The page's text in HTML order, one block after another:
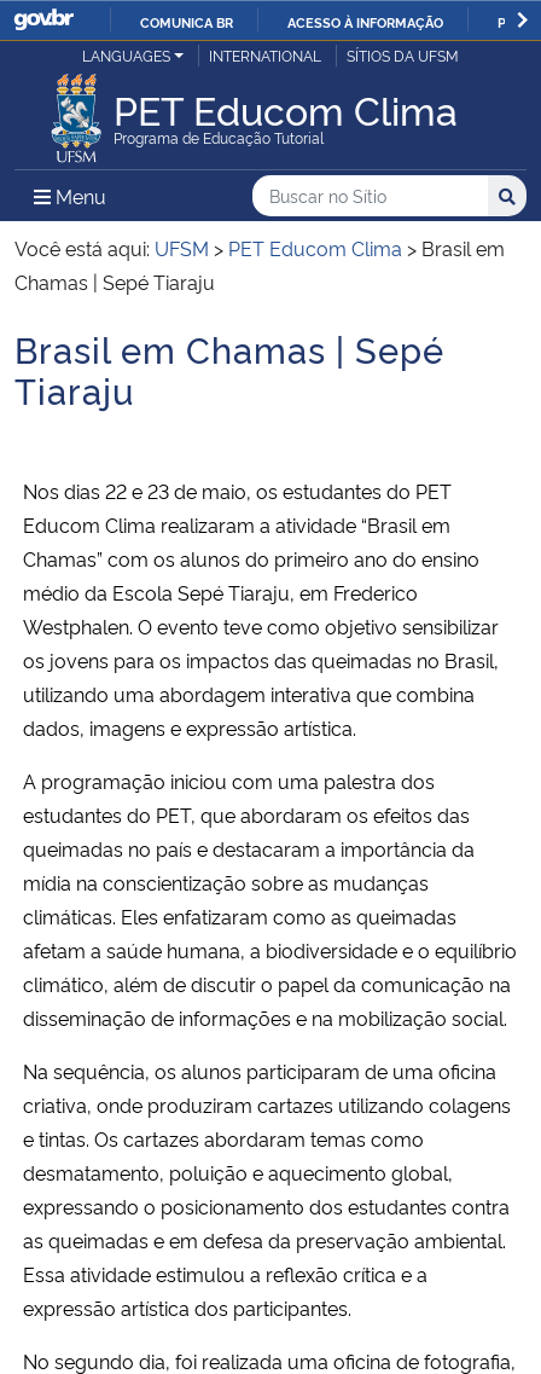
IR
O
COMUNICA BR ACESSO À INFORMAÇÃO
Ministério da Justiça e Segurança Pública
Ministério da Defesa
Ministério das Relações Exteriores
Ministério da Infraestrutura
Ministério da Educação
Ministério da Cidadania
Ministério da Saúde
Ministério de Minas e Energia
Ministério do Meio Ambiente
Ministério do Turismo
Ministério do Desenvolvimento Regional
Controladoria-Geral da União
Ministério da Mulher, da Família e dos Direitos Humanos
Secretaria-Geral
Secretaria de Governo
Gabinete de Segurança Institucional
LANGUAGES INTERNATIONAL SÍTIOS DA UFSM
PET Educom Clima
Programa de Educação Tutorial
Menu Menu Principal do Sítio
Busca
Buscar no no Sítio
Busca:
Você está aqui: UFSM > PET Educom Clima > Brasil em
Chamas | Sepé Tiaraju
Início do conteúdo
Brasil em Chamas | Sepé
Tiaraju
Nos dias 22 e 23 de maio, os estudantes do PET
Educom Clima realizaram a atividade “Brasil em
Chamas” com os alunos do primeiro ano do ensino
médio da Escola Sepé Tiaraju, em Frederico
Westphalen. O evento teve como objetivo sensibilizar
os jovens para os impactos das queimadas no Brasil,
utilizando uma abordagem interativa que combina
dados, imagens e expressão artística.
A programação iniciou com uma palestra dos
estudantes do PET, que abordaram os efeitos das
queimadas no país e destacaram a importância da
mídia na conscientização sobre as mudanças
climáticas. Eles enfatizaram como as queimadas
afetam a saúde humana, a biodiversidade e o equilíbrio
climático, além de discutir o papel da comunicação na
disseminação de informações e na mobilização social.
Na sequência, os alunos participaram de uma oficina
criativa, onde produziram cartazes utilizando colagens
e tintas. Os cartazes abordaram temas como
desmatamento, poluição e aquecimento global,
expressando o posicionamento dos estudantes contra
as queimadas e em defesa da preservação ambiental.
Essa atividade estimulou a reflexão crítica e a
expressão artística dos participantes.
No segundo dia, foi realizada uma oficina de fotografia,